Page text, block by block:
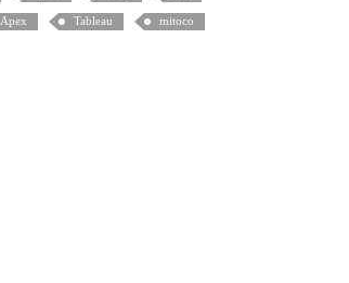
Apex Tableau mitoco